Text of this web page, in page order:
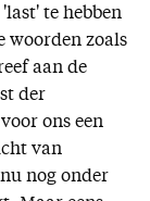
te hebben
woorden zoals
aan de
der
ons een
van
nog onder